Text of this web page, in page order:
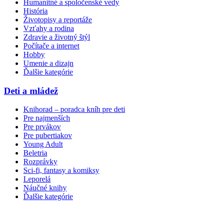
Humanitné a spoločenské vedy
História
Životopisy a reportáže
Vzťahy a rodina
Zdravie a životný štýl
Počítače a internet
Hobby
Umenie a dizajn
Ďalšie kategórie
Deti a mládež
Knihorad – poradca kníh pre deti
Pre najmenších
Pre prvákov
Pre pubertiakov
Young Adult
Beletria
Rozprávky
Sci-fi, fantasy a komiksy
Leporelá
Náučné knihy
Ďalšie kategórie